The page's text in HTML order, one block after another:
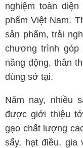
nghiệm toàn
phẩm Việt Nam.
sản phẩm, trải
chương trình góp
năng động, thân
dùng sở tại.
Năm nay, nhiều
được giới thiệu
gạo chất lượng
sấy, hạt điều, gia